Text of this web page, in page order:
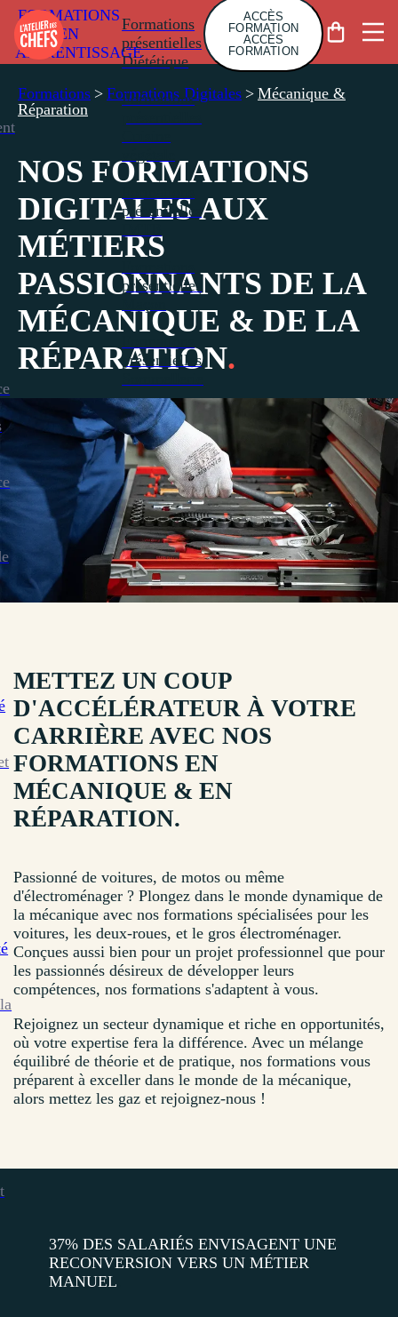
FORMATIONS
EN
APPRENTISSAGE
Formations
présentielles
Diététique
Formations
présentielles
présentielles
Formations
présentielles
ACCÈS
FORMATION
ACCÈS
FORMATION
Formations > Formations Digitales > Mécanique &
Réparation
NOS FORMATIONS
DIGITALES AUX
MÉTIERS
PASSIONNANTS DE LA
MÉCANIQUE & DE LA
RÉPARATION.
METTEZ UN COUP
D'ACCÉLÉRATEUR À VOTRE
CARRIÈRE AVEC NOS
FORMATIONS EN
MÉCANIQUE & EN
RÉPARATION.
Passionné de voitures, de motos ou même
d'électroménager ? Plongez dans le monde dynamique de
la mécanique avec nos formations spécialisées pour les
voitures, les deux-roues, et le gros électroménager.
Conçues aussi bien pour un projet professionnel que pour
les passionnés désireux de développer leurs
compétences, nos formations s'adaptent à vous.
Rejoignez un secteur dynamique et riche en opportunités,
où votre expertise fera la différence. Avec un mélange
équilibré de théorie et de pratique, nos formations vous
préparent à exceller dans le monde de la mécanique,
alors mettez les gaz et rejoignez-nous !
37% DES SALARIÉS ENVISAGENT UNE
RECONVERSION VERS UN MÉTIER
MANUEL